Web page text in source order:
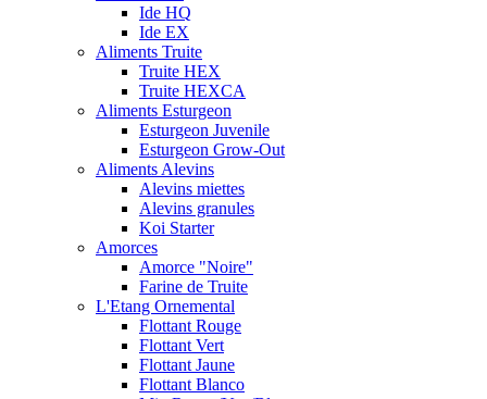
Ide HQ
Ide EX
Aliments Truite
Truite HEX
Truite HEXCA
Aliments Esturgeon
Esturgeon Juvenile
Esturgeon Grow-Out
Aliments Alevins
Alevins miettes
Alevins granules
Koi Starter
Amorces
Amorce "Noire"
Farine de Truite
L'Etang Ornemental
Flottant Rouge
Flottant Vert
Flottant Jaune
Flottant Blanco